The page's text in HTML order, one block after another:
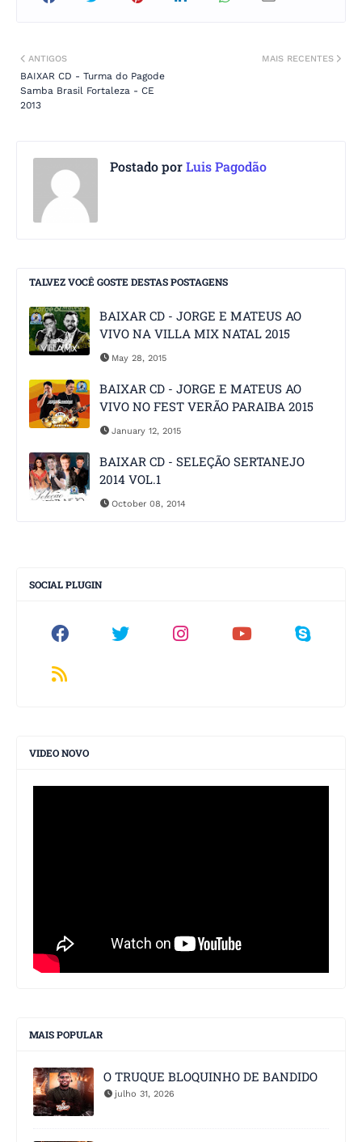
MAIS RECENTES
ANTIGOS
BAIXAR CD - Turma do Pagode
Samba Brasil Fortaleza - CE
2013
Postado porLuis Pagodão
TALVEZ VOCÊ GOSTE DESTAS POSTAGENS
BAIXAR CD - JORGE E MATEUS AO
VIVO NA VILLA MIX NATAL 2015
May 28, 2015
BAIXAR CD - JORGE E MATEUS AO
VIVO NO FEST VERÃO PARAIBA 2015
January 12, 2015
BAIXAR CD - SELEÇÃO SERTANEJO
2014 VOL.1
October 08, 2014
SOCIAL PLUGIN
VIDEO NOVO
MAIS POPULAR
O TRUQUE BLOQUINHO DE BANDIDO
julho 31, 2026